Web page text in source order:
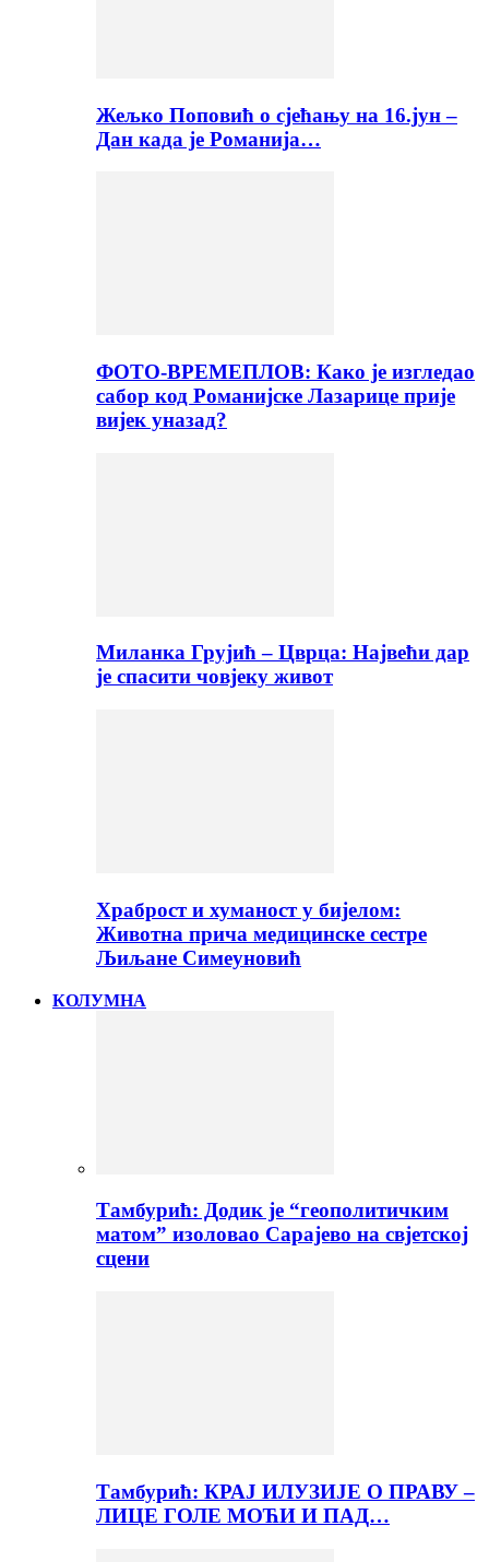
Жељко Поповић о сјећању на 16.јун –
Дан када је Романија…
ФОТО-ВРЕМЕПЛОВ: Како је изгледао
сабор код Романијске Лазарице прије
вијек уназад?
Миланка Грујић – Цврца: Највећи дар
је спасити човјеку живот
Храброст и хуманост у бијелом:
Животна прича медицинске сестре
Љиљане Симеуновић
КОЛУМНА
Тамбурић: Додик је “геополитичким
матом” изоловао Сарајево на свјетској
сцени
Тамбурић: КРАЈ ИЛУЗИЈЕ О ПРАВУ –
ЛИЦЕ ГОЛЕ МОЋИ И ПАД…